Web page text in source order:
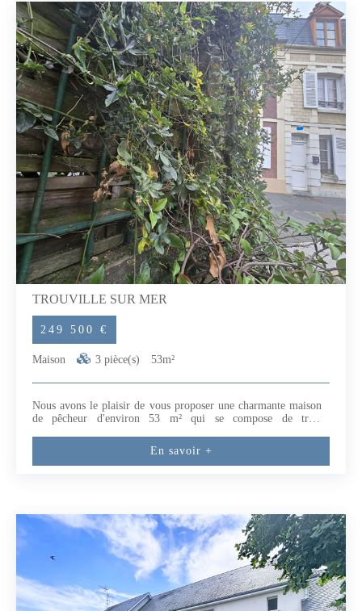
TROUVILLE SUR MER
249 500 €
Maison 3 pièce(s) 53m²
Nous avons le plaisir de vous proposer une charmante maison
de pêcheur d'environ 53 m² qui se compose de trois
Deauville, à proximité des transports en commun, cette maison
bénéficie d'un emplacement stratégique, facilitant l'accès aux
les risques auxquels ce bien est exposé sont disponibles sur le
site Géorisques : www.georisques.gouv.frDrouet Nicolas (EI) -
Agent commercial - Numéro Rsac 899 623 904 - Lisieux (2.99
% honoraires TTC à la charge de l'acquéreur.) Nicolas
DROUET (EI) Agent Commercial - Numéro RSAC : 899 623
904 - LISIEUX.
En savoir +